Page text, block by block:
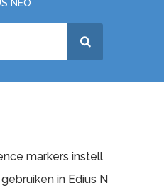
NEO
markers instell
in Edius N